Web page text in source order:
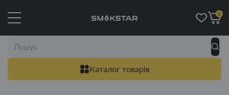
Каталог товарів
0